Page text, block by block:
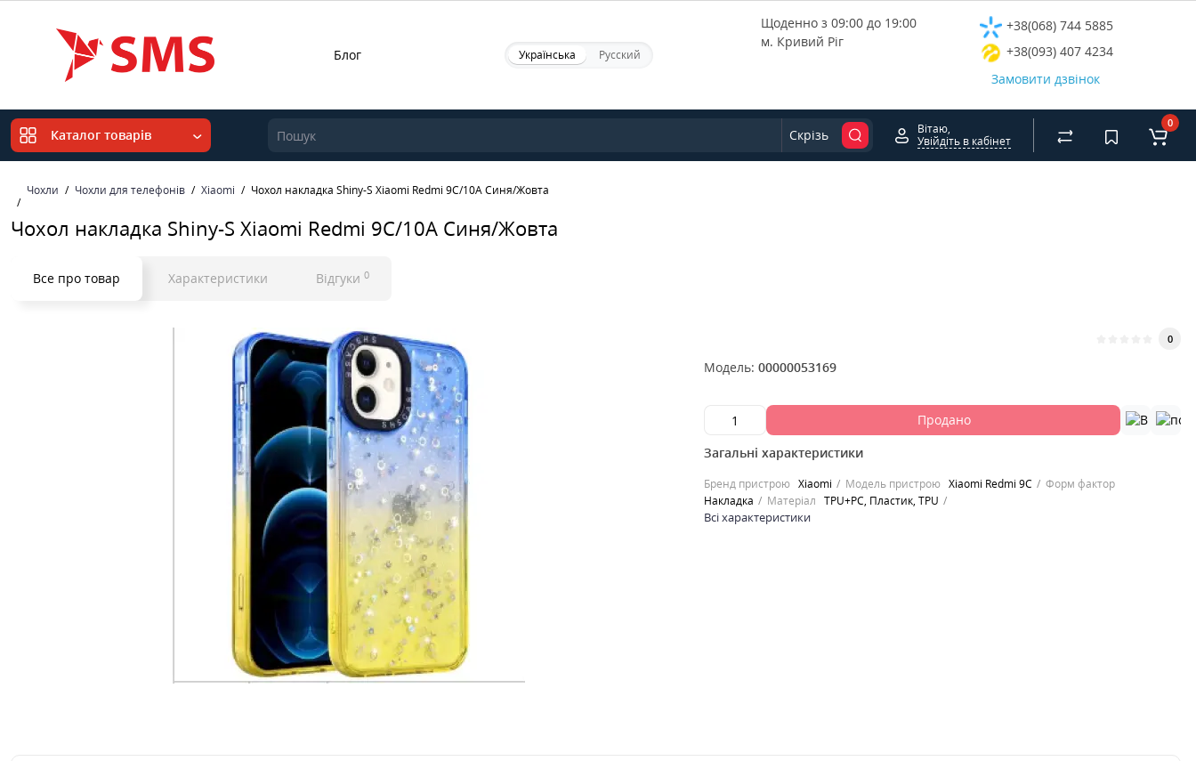
Блог Українська Русский
Щоденно з 09:00 до 19:00
м. Кривий Ріг
+38(068) 744 5885
+38(093) 407 4234
Замовити дзвінок
Каталог товарів Скрізь
Вітаю,
Увійдіть в кабінет
0
Чохли Чохли для телефонів Xiaomi Чохол накладка Shiny-S Xiaomi Redmi 9C/10A Синя/Жовта
Чохол накладка Shiny-S Xiaomi Redmi 9C/10A Синя/Жовта
Все про товар Характеристики Відгуки 0
0
Модель: 00000053169
Продано
Загальні характеристики
Бренд пристрою Xiaomi Модель пристрою Xiaomi Redmi 9C
Форм фактор
Накладка
Матеріал TPU+PC, Пластик, TPU
Всі характеристики